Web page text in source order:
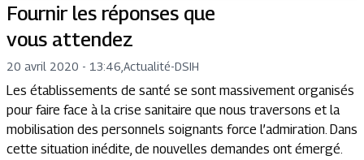
Fournir les réponses que
vous attendez
20 avril 2020 - 13:46 Actualité-DSIH
Les établissements de santé se sont massivement organisés
pour faire face à la crise sanitaire que nous traversons et la
mobilisation des personnels soignants force l’admiration. Dans
cette situation inédite, de nouvelles demandes ont émergé.